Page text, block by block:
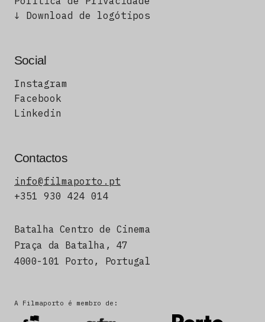
↓ Download de logótipos
Social
Instagram
Facebook
Linkedin
Contactos
info@filmaporto.pt
+351 930 424 014
Batalha Centro de Cinema
Praça da Batalha, 47
4000-101 Porto, Portugal
A Filmaporto é membro de: